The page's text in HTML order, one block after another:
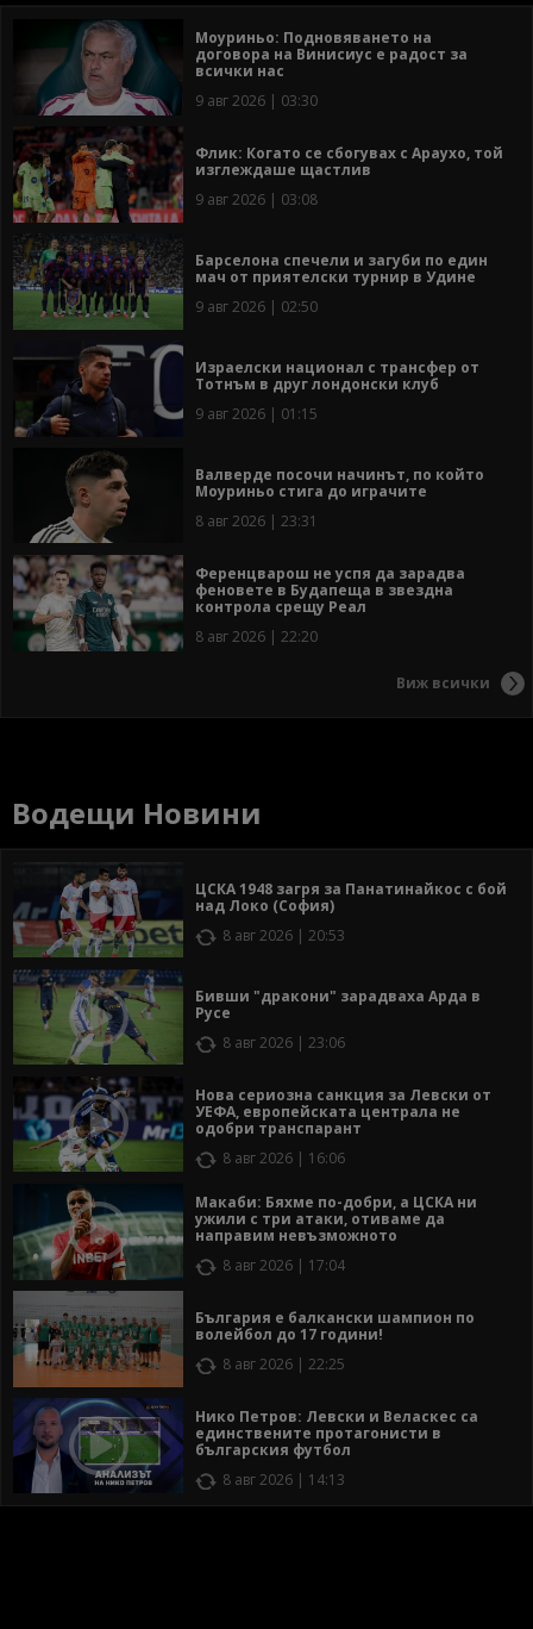
Моуриньо: Подновяването на
договора на Винисиус е радост за
всички нас
9 авг 2026 | 03:30
Флик: Когато се сбогувах с Араухо, той
изглеждаше щастлив
9 авг 2026 | 03:08
Барселона спечели и загуби по един
мач от приятелски турнир в Удине
9 авг 2026 | 02:50
Израелски национал с трансфер от
Тотнъм в друг лондонски клуб
9 авг 2026 | 01:15
Валверде посочи начинът, по който
Моуриньо стига до играчите
8 авг 2026 | 23:31
Ференцварош не успя да зарадва
феновете в Будапеща в звездна
контрола срещу Реал
8 авг 2026 | 22:20
Виж всички
Водещи Новини
ЦСКА 1948 загря за Панатинайкос с бой
над Локо (София)
8 авг 2026 | 20:53
Бивши "дракони" зарадваха Арда в
Русе
8 авг 2026 | 23:06
Нова сериозна санкция за Левски от
УЕФА, европейската централа не
одобри транспарант
8 авг 2026 | 16:06
Макаби: Бяхме по-добри, а ЦСКА ни
ужили с три атаки, отиваме да
направим невъзможното
8 авг 2026 | 17:04
България е балкански шампион по
волейбол до 17 години!
8 авг 2026 | 22:25
Нико Петров: Левски и Веласкес са
единствените протагонисти в
българския футбол
8 авг 2026 | 14:13